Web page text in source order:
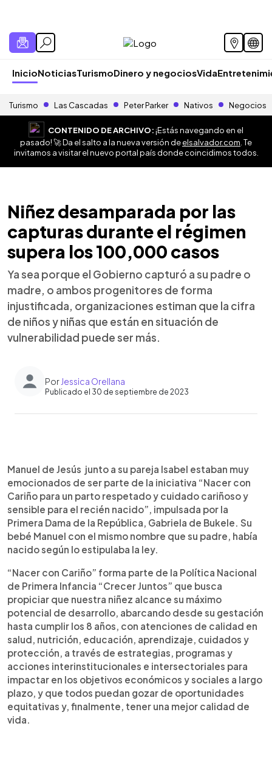
InicioNoticiasTurismoDinero y negociosVida
Turismo Las Cascadas Peter Parker Nativos Negocios
CONTENIDO DE ARCHIVO:¡Estás navegando en el
pasado! 🚀 Da el salto a la nueva versión deelsalvador.com . Te
invitamos a visitar el nuevo portal país donde coincidimos todos.
Niñez desamparada por las
capturas durante el régimen
supera los 100,000 casos
Ya sea porque el Gobierno capturó a su padre o
madre, o ambos progenitores de forma
injustificada, organizaciones estiman que la cifra
de niños y niñas que están en situación de
vulnerabilidad puede ser más.
Por Jessica Orellana
Publicado el 30 de septiembre de 2023
► Escuchar artículo
Manuel de Jesús junto a su pareja Isabel estaban muy
emocionados de ser parte de la iniciativa “Nacer con
Cariño para un parto respetado y cuidado cariñoso y
sensible para el recién nacido”, impulsada por la
Primera Dama de la República, Gabriela de Bukele. Su
bebé Manuel con el mismo nombre que su padre, había
nacido según lo estipulaba la ley.
“Nacer con Cariño” forma parte de la Política Nacional
de Primera Infancia “Crecer Juntos” que busca
propiciar que nuestra niñez alcance su máximo
potencial de desarrollo, abarcando desde su gestación
hasta cumplir los 8 años, con atenciones de calidad en
salud, nutrición, educación, aprendizaje, cuidados y
protección, a través de estrategias, programas y
acciones interinstitucionales e intersectoriales para
impactar en los objetivos económicos y sociales a largo
plazo, y que todos puedan gozar de oportunidades
equitativas y, finalmente, tener una mejor calidad de
vida.